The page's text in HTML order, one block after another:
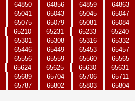
64850 64856 64859 64863
65041 65043 65045 65047
65075 65079 65081 65084
65210 65231 65233 65240
65301 65308 65316 65332
65446 65449 65453 65457
65556 65559 65560 65565
65624 65625 65630 65631
65689 65704 65706 65711
65787 65802 65803 65804